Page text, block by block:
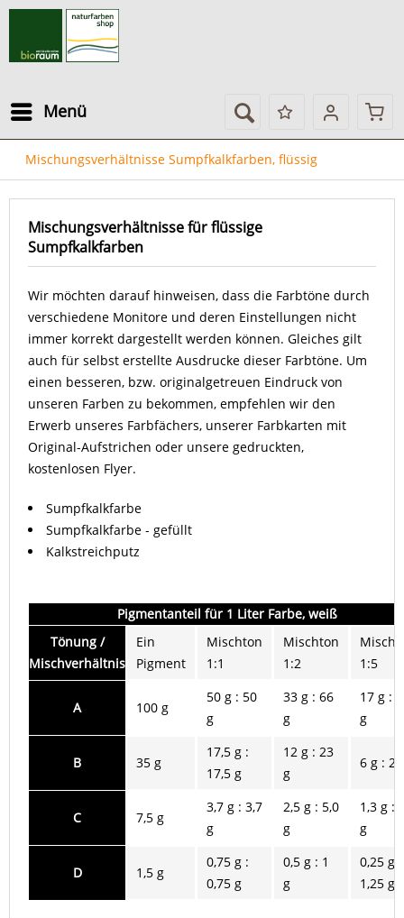
Menü
Mischungsverhältnisse Sumpfkalkfarben, flüssig
Mischungsverhältnisse für flüssige
Sumpfkalkfarben
Wir möchten darauf hinweisen, dass die Farbtöne durch
verschiedene Monitore und deren Einstellungen nicht
immer korrekt dargestellt werden können. Gleiches gilt
auch für selbst erstellte Ausdrucke dieser Farbtöne. Um
einen besseren, bzw. originalgetreuen Eindruck von
unseren Farben zu bekommen, empfehlen wir den
Erwerb unseres Farbfächers, unserer Farbkarten mit
Original-Aufstrichen oder unsere gedruckten,
kostenlosen Flyer.
Sumpfkalkfarbe
Sumpfkalkfarbe - gefüllt
Kalkstreichputz
Pigmentanteil für 1 Liter Farbe, weiß
Tönung /
Mischverhältnis
Ein
Pigment
Mischton
1:1
Mischton
1:2
1:5
A 100 g
50 g : 50
g
33 g : 66
g
17 g :
g
B 35 g
17,5 g :
17,5 g
12 g : 23
g
6 g :
C 7,5 g
3,7 g : 3,7
g
2,5 g : 5,0
g
1,3 g :
g
D 1,5 g
0,75 g :
0,75 g
0,5 g : 1
g
0,25 g :
1,25 g